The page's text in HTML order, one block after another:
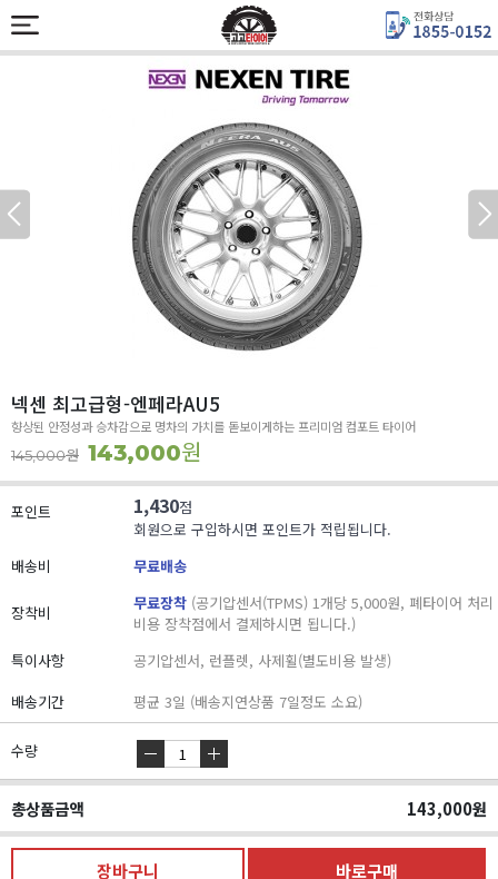
넥센 최고급형-엔페라AU5
향상된 안정성과 승차감으로 명차의 가치를 돋보이게하는 프리미엄 컴포트 타이어
145,000원 143,000원
포인트 1,430점
회원으로 구입하시면 포인트가 적립됩니다.
배송비
무료배송
장착비 무료장착 (공기압센서(TPMS) 1개당 5,000원, 폐타이어 처리
비용 장착점에서 결제하시면 됩니다.)
특이사항
공기압센서, 런플렛, 사제휠(별도비용 발생)
배송기간
평균 3일 (배송지연상품 7일정도 소요)
수량
총상품금액 143,000원